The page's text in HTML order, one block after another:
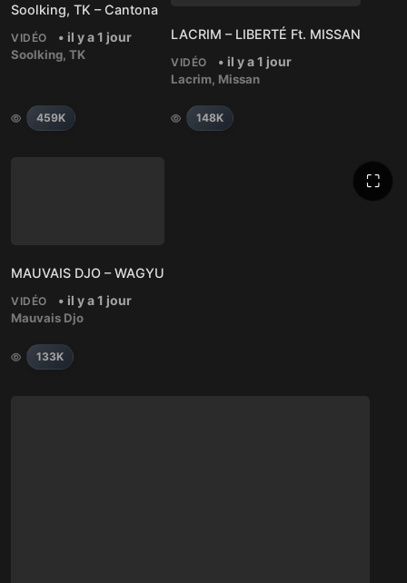
⛶
Soolking, TK – Cantona
VIDÉO • il y a 1 jour
Soolking, TK
459K
LACRIM – LIBERTÉ Ft. MISSAN
VIDÉO • il y a 1 jour
Lacrim, Missan
148K
MAUVAIS DJO – WAGYU
VIDÉO • il y a 1 jour
Mauvais Djo
133K